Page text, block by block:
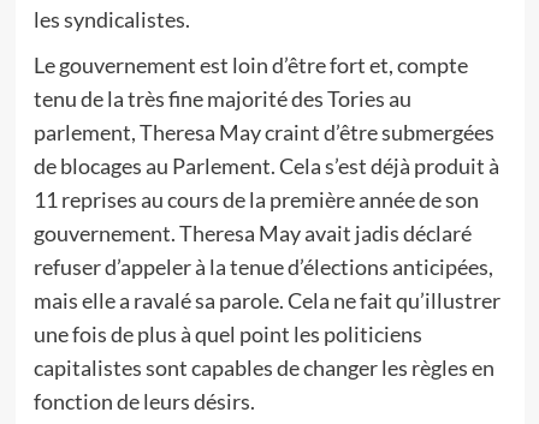
les syndicalistes.
Le gouvernement est loin d’être fort et, compte
tenu de la très fine majorité des Tories au
parlement, Theresa May craint d’être submergées
de blocages au Parlement. Cela s’est déjà produit à
11 reprises au cours de la première année de son
gouvernement. Theresa May avait jadis déclaré
refuser d’appeler à la tenue d’élections anticipées,
mais elle a ravalé sa parole. Cela ne fait qu’illustrer
une fois de plus à quel point les politiciens
capitalistes sont capables de changer les règles en
fonction de leurs désirs.